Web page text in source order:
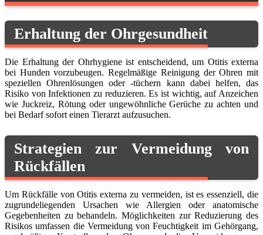
Erhaltung der Ohrgesundheit
Die Erhaltung der Ohrhygiene ist entscheidend, um Otitis externa
bei Hunden vorzubeugen. Regelmäßige Reinigung der Ohren mit
speziellen Ohrenlösungen oder -tüchern kann dabei helfen, das
Risiko von Infektionen zu reduzieren. Es ist wichtig, auf Anzeichen
wie Juckreiz, Rötung oder ungewöhnliche Gerüche zu achten und
bei Bedarf sofort einen Tierarzt aufzusuchen.
Strategien zur Vermeidung von
Rückfällen
Um Rückfälle von Otitis externa zu vermeiden, ist es essenziell, die
zugrundeliegenden Ursachen wie Allergien oder anatomische
Gegebenheiten zu behandeln. Möglichkeiten zur Reduzierung des
Risikos umfassen die Vermeidung von Feuchtigkeit im Gehörgang,